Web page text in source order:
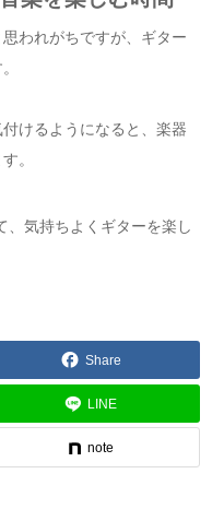
われがちですが、ギター
けるようになると、楽器
。
、気持ちよくギターを楽し
Share
LINE
note